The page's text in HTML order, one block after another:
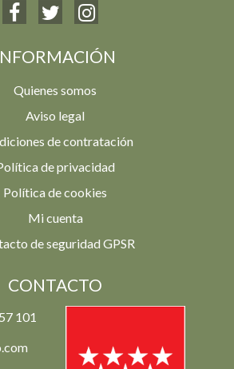
Quienes somos
Aviso legal
de contratación
de privacidad
Política de cookies
Mi cuenta
de seguridad GPSR
CONTACTO
101